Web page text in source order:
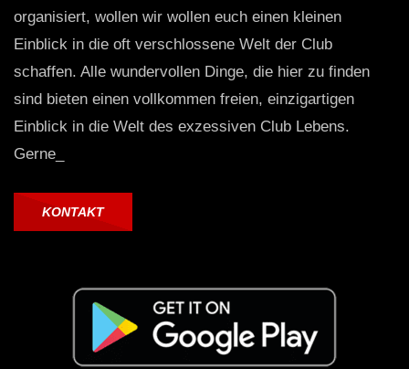
organisiert, wollen wir wollen euch einen kleinen
Einblick in die oft verschlossene Welt der Club
schaffen. Alle wundervollen Dinge, die hier zu finden
sind bieten einen vollkommen freien, einzigartigen
Einblick in die Welt des exzessiven Club Lebens.
Gerne_
KONTAKT